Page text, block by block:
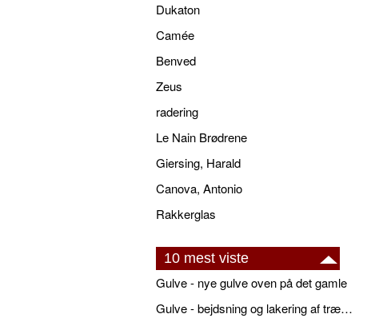
Dukaton
Camée
Benved
Zeus
radering
Le Nain Brødrene
Giersing, Harald
Canova, Antonio
Rakkerglas
10 mest viste
Gulve - nye gulve oven på det gamle
Gulve - bejdsning og lakering af trægulve